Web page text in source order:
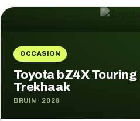
OCCASION
Toyota bZ4X Touring
Trekhaak
BRUIN · 2026